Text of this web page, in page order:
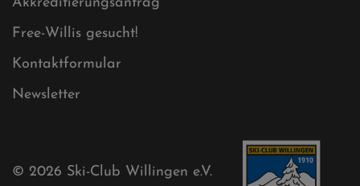
Akkreditierungsantrag
Free-Willis gesucht!
Kontaktformular